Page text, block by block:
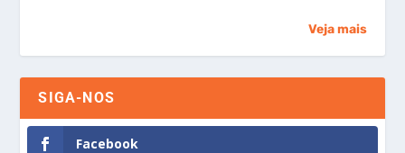
Veja mais
SIGA-NOS
Facebook